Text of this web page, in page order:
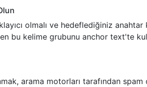
olmalı ve hedeflediğiniz
bu kelime grubunu anchor text'te
arama motorları tarafından